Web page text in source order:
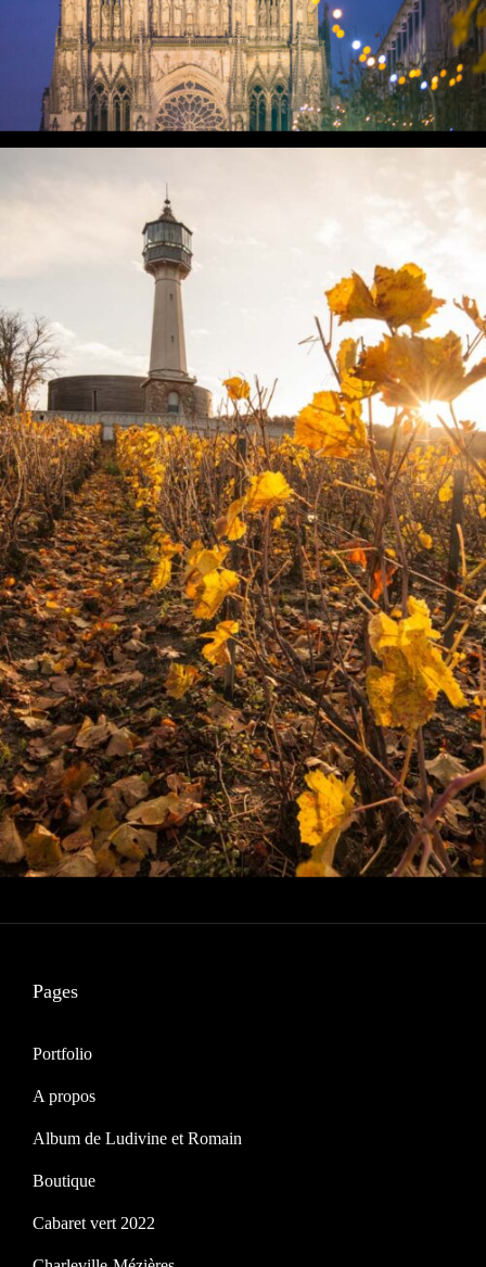
Pages
Portfolio
A propos
Album de Ludivine et Romain
Boutique
Cabaret vert 2022